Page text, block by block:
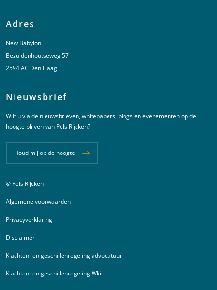
Adres
New Babylon
Bezuidenhoutseweg 57
2594 AC Den Haag
Nieuwsbrief
Wilt u via de nieuwsbrieven, whitepapers, blogs en evenementen op de
hoogte blijven van Pels Rijcken?
Houd mij op de hoogte
Juridische informatie
© Pels Rijcken
Algemene voorwaarden
Privacyverklaring
Disclaimer
Klachten- en geschillenregeling advocatuur
Klachten- en geschillenregeling Wki